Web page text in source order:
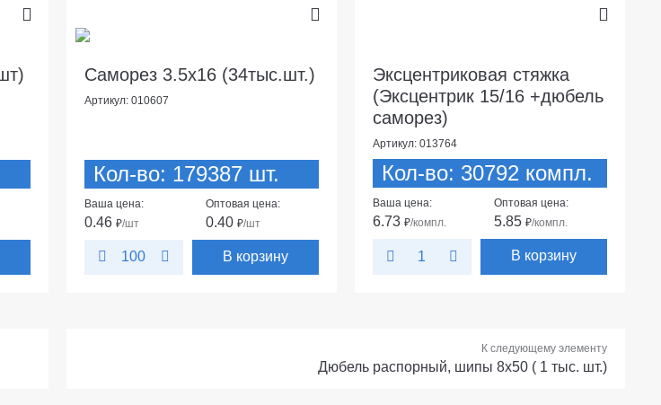
Саморез 3.5х16 (34тыс.шт.)
Артикул: 010607
Кол-во: 179387 шт.
Ваша цена:
0.46 ₽/шт
Оптовая цена:
0.40₽/шт
100 В корзину
Эксцентриковая стяжка
(Эксцентрик 15/16 +дюбель
саморез)
Артикул: 013764
Кол-во: 30792 компл.
Ваша цена:
6.73 ₽/компл.
Оптовая цена:
5.85₽/компл.
В корзину
К следующему элементу
Дюбель распорный, шипы 8х50 ( 1 тыс. шт.)